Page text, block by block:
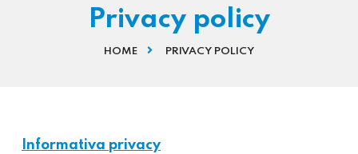
Privacy policy
HOME PRIVACY POLICY
Informativa privacy